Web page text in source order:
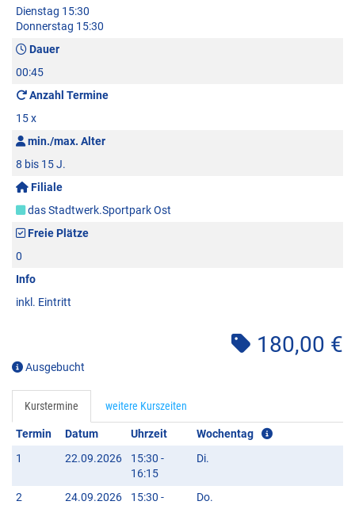
Dienstag 15:30
Donnerstag 15:30
Dauer
00:45
Anzahl Termine
15 x
min./max. Alter
8 bis 15 J.
Filiale
das Stadtwerk.Sportpark Ost
Freie Plätze
0
Info
inkl. Eintritt
180,00 €
Ausgebucht
Kurstermine weitere Kurszeiten
Termin Datum Uhrzeit
Wochentag
1
22.09.2026
15:30 -
16:15
Di.
2 24.09.2026
15:30 -
Do.